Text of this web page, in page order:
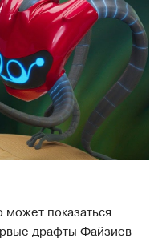
показаться
драфты Файзиев